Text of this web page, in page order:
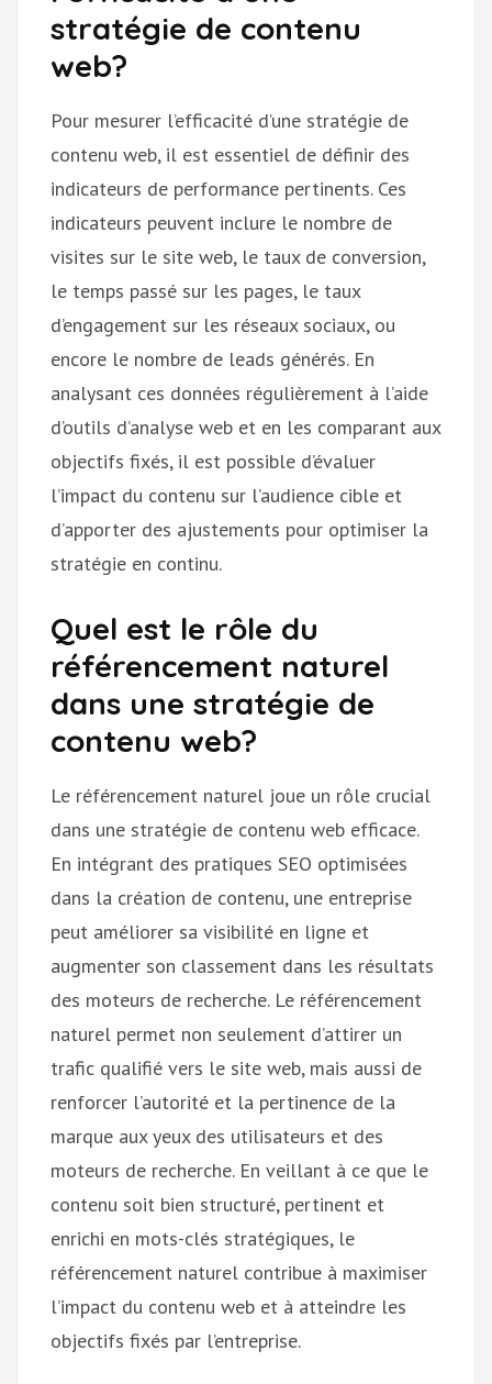
stratégie de contenu
web?
Pour mesurer l’efficacité d’une stratégie de
contenu web, il est essentiel de définir des
indicateurs de performance pertinents. Ces
indicateurs peuvent inclure le nombre de
visites sur le site web, le taux de conversion,
le temps passé sur les pages, le taux
d’engagement sur les réseaux sociaux, ou
encore le nombre de leads générés. En
analysant ces données régulièrement à l’aide
d’outils d’analyse web et en les comparant aux
objectifs fixés, il est possible d’évaluer
l’impact du contenu sur l’audience cible et
d’apporter des ajustements pour optimiser la
stratégie en continu.
Quel est le rôle du
référencement naturel
dans une stratégie de
contenu web?
Le référencement naturel joue un rôle crucial
dans une stratégie de contenu web efficace.
En intégrant des pratiques SEO optimisées
dans la création de contenu, une entreprise
peut améliorer sa visibilité en ligne et
augmenter son classement dans les résultats
des moteurs de recherche. Le référencement
naturel permet non seulement d’attirer un
trafic qualifié vers le site web, mais aussi de
renforcer l’autorité et la pertinence de la
marque aux yeux des utilisateurs et des
moteurs de recherche. En veillant à ce que le
contenu soit bien structuré, pertinent et
enrichi en mots-clés stratégiques, le
référencement naturel contribue à maximiser
l’impact du contenu web et à atteindre les
objectifs fixés par l’entreprise.